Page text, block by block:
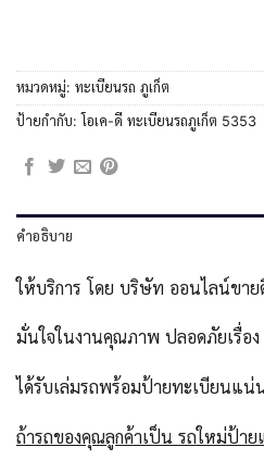
หมวดหมู่: ทะเบียนรถ ภูเก็ต
ป้ายกำกับ: โอเค-ดี ทะเบียนรถภูเก็ต 5353
คำอธิบาย
ให้บริการ โดย บริษัท ออนไลน์ขาย
มั่นใจในงานคุณภาพ ปลอดภัยเรื่อง
ได้รับเล่มรถพร้อมป้ายทะเบียนแน่
ถ้ารถของคุณลูกค้าเป็น รถใหม่ป้าย